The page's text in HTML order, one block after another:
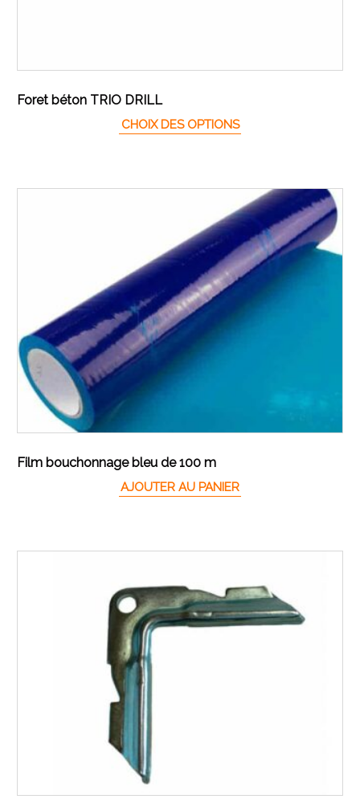
Foret béton TRIO DRILL
CHOIX DES OPTIONS
Film bouchonnage bleu de 100 m
AJOUTER AU PANIER